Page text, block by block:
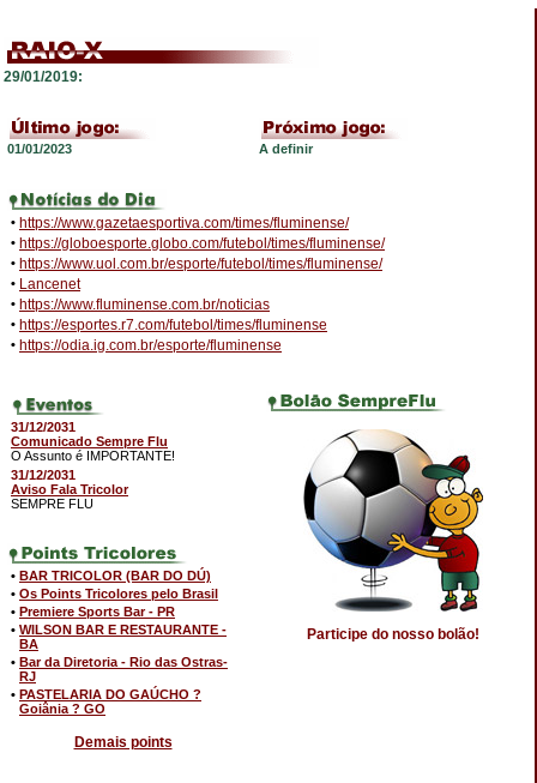
29/01/2019:
01/01/2023 A definir
• https://www.gazetaesportiva.com/times/fluminense/
• https://globoesporte.globo.com/futebol/times/fluminense/
• https://www.uol.com.br/esporte/futebol/times/fluminense/
• Lancenet
• https://www.fluminense.com.br/noticias
• https://esportes.r7.com/futebol/times/fluminense
• https://odia.ig.com.br/esporte/fluminense
31/12/2031
Comunicado Sempre Flu
O Assunto é IMPORTANTE!
31/12/2031
Aviso Fala Tricolor
SEMPRE FLU
• BAR TRICOLOR (BAR DO DÚ)
• Os Points Tricolores pelo Brasil
• Premiere Sports Bar - PR
• WILSON BAR E RESTAURANTE -
BA
• Bar da Diretoria - Rio das Ostras-
RJ
• PASTELARIA DO GAÚCHO ?
Goiânia ? GO
Demais points
Participe do nosso bolão!